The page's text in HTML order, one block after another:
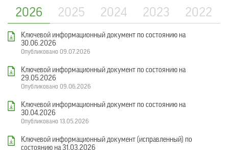
2026 2025 2024 2023 2022
Ключевой информационный документ по состоянию на
30.06.2026
Опубликовано 09.07.2026
Ключевой информационный документ по состоянию на
29.05.2026
Опубликовано 09.06.2026
Ключевой информационный документ по состоянию на
30.04.2026
Опубликовано 13.05.2026
Ключевой информационный документ (исправленный) по
состоянию на 31.03.2026